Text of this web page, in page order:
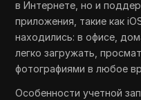
в Интернете, но и
приложения, такие как
находились: в офисе,
легко загружать,
фотографиями в любое
Особенности учетной